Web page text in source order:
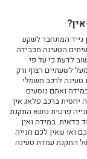
נייד המתחבר לשקע
הטעינה מכבידה
לדעת כי על פי
לשעתיים רצוף ורק
טעינה לרכב חשמלי
ואתם נוסעים
יחסית ברכב פלאג אין
פרטית נושא התקנת
כדאית. במידה ואין
ואו שאין לכם חנייה
התקנת עמדת טעינה